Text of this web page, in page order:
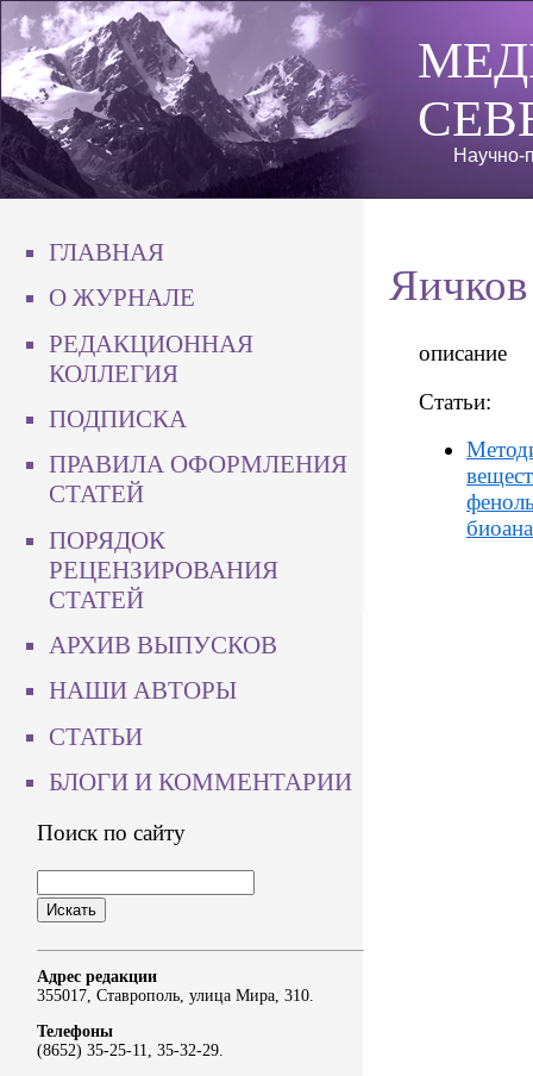
Научно-
ГЛАВНАЯ
О ЖУРНАЛЕ
РЕДАКЦИОННАЯ
КОЛЛЕГИЯ
ПОДПИСКА
ПРАВИЛА ОФОРМЛЕНИЯ
СТАТЕЙ
ПОРЯДОК
РЕЦЕНЗИРОВАНИЯ
СТАТЕЙ
АРХИВ ВЫПУСКОВ
НАШИ АВТОРЫ
СТАТЬИ
БЛОГИ И КОММЕНТАРИИ
Поиск по сайту
Адрес редакции
355017, Ставрополь, улица Мира, 310.
Телефоны
(8652) 35-25-11, 35-32-29.
описание
Статьи: